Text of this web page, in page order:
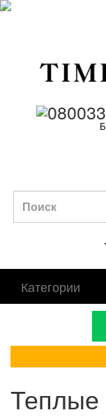
Категории
Теплые